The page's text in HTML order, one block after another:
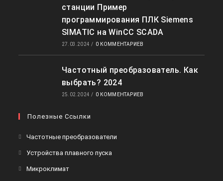
станции Пример
программирования ПЛК Siemens
SIMATIC на WinCC SCADA
27.03.2024 / 0 КОММЕНТАРИЕВ
Частотный преобразователь. Как
выбрать? 2024
25.02.2024 / 0 КОММЕНТАРИЕВ
Полезные Ссылки
Частотные преобразователи
Устройства плавного пуска
Микроклимат